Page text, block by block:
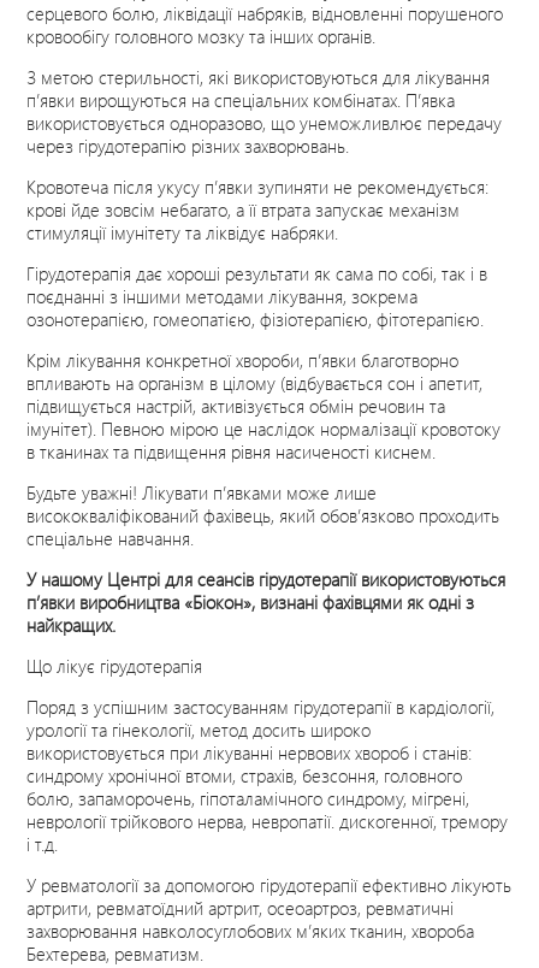
серцевого болю, ліквідації набряків, відновленні порушеного
кровообігу головного мозку та інших органів.
З метою стерильності, які використовуються для лікування
п’явки вирощуються на спеціальних комбінатах. П’явка
використовується одноразово, що унеможливлює передачу
через гірудотерапію різних захворювань.
Кровотеча після укусу п’явки зупиняти не рекомендується:
крові йде зовсім небагато, а її втрата запускає механізм
стимуляції імунітету та ліквідує набряки.
Гірудотерапія дає хороші результати як сама по собі, так і в
поєднанні з іншими методами лікування, зокрема
озонотерапією, гомеопатією, фізіотерапією, фітотерапією.
Крім лікування конкретної хвороби, п’явки благотворно
впливають на організм в цілому (відбувається сон і апетит,
підвищується настрій, активізується обмін речовин та
імунітет). Певною мірою це наслідок нормалізації кровотоку
в тканинах та підвищення рівня насиченості киснем.
Будьте уважні! Лікувати п’явками може лише
висококваліфікований фахівець, який обов’язково проходить
спеціальне навчання.
У нашому Центрі для сеансів гірудотерапії використовуються
п’явки виробництва «Біокон», визнані фахівцями як одні з
найкращих.
Що лікує гірудотерапія
Поряд з успішним застосуванням гірудотерапії в кардіології,
урології та гінекології, метод досить широко
використовується при лікуванні нервових хвороб і станів:
синдрому хронічної втоми, страхів, безсоння, головного
болю, запаморочень, гіпоталамічного синдрому, мігрені,
неврології трійкового нерва, невропатії. дискогенної, тремору
і т.д.
У ревматології за допомогою гірудотерапії ефективно лікують
артрити, ревматоїдний артрит, осеоартроз, ревматичні
захворювання навколосуглобових м’яких тканин, хвороба
Бехтерева, ревматизм.